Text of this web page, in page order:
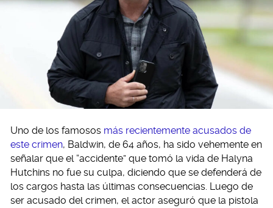
Uno de los famosos más recientemente acusados de
este crimen, Baldwin, de 64 años, ha sido vehemente en
señalar que el “accidente” que tomó la vida de Halyna
Hutchins no fue su culpa, diciendo que se defenderá de
los cargos hasta las últimas consecuencias. Luego de
ser acusado del crimen, el actor aseguró que la pistola